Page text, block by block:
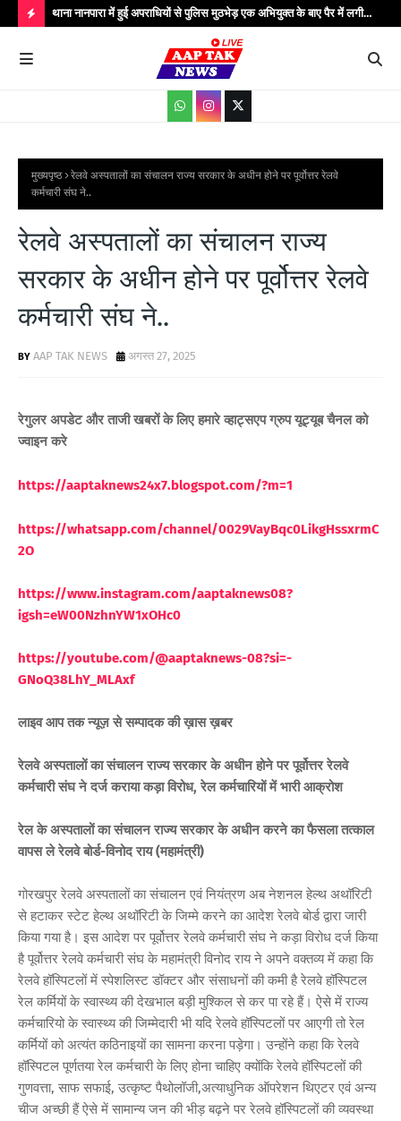
O
S
थाना नानपारा में हुई अपराधियों से पुलिस मुठभेड़ एक अभियुक्त के बाए पैर में लगी
गोली बिजली के तार चोरी के गिरोह के कुल पाँच अपराधी गिरफ्तार मौके पर पुलिस
अधीक्षक बहराइच सहित अधिकारीगण मौजूद...
मुख्यपृष्ठ
रेलवे अस्पतालों का संचालन राज्य सरकार के अधीन होने पर पूर्वोत्तर रेलवे
कर्मचारी संघ ने..
रेलवे अस्पतालों का संचालन राज्य
सरकार के अधीन होने पर पूर्वोत्तर रेलवे
कर्मचारी संघ ने..
AAP TAK NEWS अगस्त 27, 2025
रेगुलर अपडेट और ताजी खबरों के लिए हमारे व्हाट्सएप ग्रुप यूट्यूब चैनल को
ज्वाइन करे
https://aaptaknews24x7.blogspot.com/?m=1
https://whatsapp.com/channel/0029VayBqc0LikgHssxrmC
2O
https://www.instagram.com/aaptaknews08?
igsh=eW00NzhnYW1xOHc0
https://youtube.com/@aaptaknews-08?si=-
GNoQ38LhY_MLAxf
लाइव आप तक न्यूज़ से सम्पादक की ख़ास ख़बर
रेलवे अस्पतालों का संचालन राज्य सरकार के अधीन होने पर पूर्वोत्तर रेलवे
कर्मचारी संघ ने दर्ज कराया कड़ा विरोध, रेल कर्मचारियों में भारी आक्रोश
रेल के अस्पतालों का संचालन राज्य सरकार के अधीन करने का फैसला तत्काल
वापस ले रेलवे बोर्ड-विनोद राय (महामंत्री)
गोरखपुर रेलवे अस्पतालों का संचालन एवं नियंत्रण अब नेशनल हेल्थ अथॉरिटी
से हटाकर स्टेट हेल्थ अथॉरिटी के जिम्मे करने का आदेश रेलवे बोर्ड द्वारा जारी
किया गया है। इस आदेश पर पूर्वोत्तर रेलवे कर्मचारी संघ ने कड़ा विरोध दर्ज किया
है पूर्वोत्तर रेलवे कर्मचारी संघ के महामंत्री विनोद राय ने अपने वक्तव्य में कहा कि
रेलवे हॉस्पिटलों में स्पेशलिस्ट डॉक्टर और संसाधनों की कमी है रेलवे हॉस्पिटल
रेल कर्मियों के स्वास्थ्य की देखभाल बड़ी मुश्किल से कर पा रहे हैं। ऐसे में राज्य
कर्मचारियो के स्वास्थ्य की जिम्मेदारी भी यदि रेलवे हॉस्पिटलों पर आएगी तो रेल
कर्मियों को अत्यंत कठिनाइयों का सामना करना पड़ेगा। उन्होंने कहा कि रेलवे
हॉस्पिटल पूर्णतया रेल कर्मचारी के लिए होना चाहिए क्योंकि रेलवे हॉस्पिटलों की
गुणवत्ता, साफ सफाई, उत्कृष्ट पैथोलॉजी,अत्याधुनिक ऑपरेशन थिएटर एवं अन्य
चीज अच्छी हैं ऐसे में सामान्य जन की भीड़ बढ़ने पर रेलवे हॉस्पिटलों की व्यवस्था